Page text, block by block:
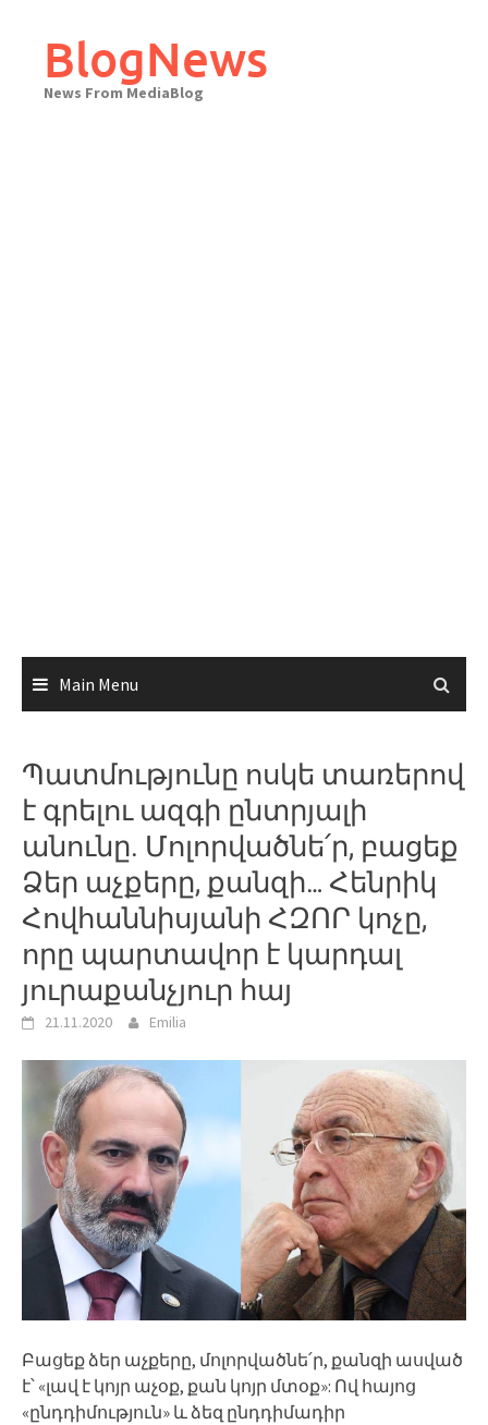
contentBlogNews
News From MediaBlog
Main Menu
Պատմությունը ոսկե տառերով
է գրելու ազգի ընտրյալի
անունը. Մոլորվածնե՛ր, բացեք
Ձեր աչքերը, քանզի… Հենրիկ
Հովհաննիսյանի ՀԶՈՐ կոչը,
որը պարտավոր է կարդալ
յուրաքանչյուր հայ
21.11.2020 Emilia
Բացեք ձեր աչքերը, մոլորվածնե՛ր, քանզի ասված
է՝ «լավ է կոյր աչօք, քան կոյր մտօք»: Ով հայոց
«ընդդիմություն» և ձեզ ընդդիմադիր